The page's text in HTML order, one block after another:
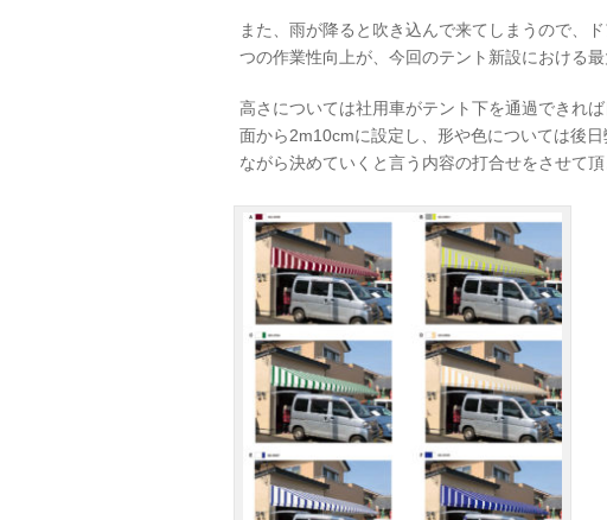
また、雨が降ると吹き込んで来てしまうので、
つの作業性向上が、今回のテント新設における最
高さについては社用車がテント下を通過できれ
面から2m10cmに設定し、形や色については後
ながら決めていくと言う内容の打合せをさせて頂